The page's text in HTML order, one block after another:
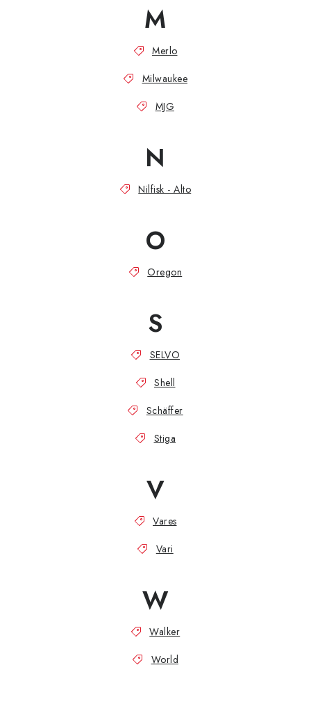
M
Merlo
Milwaukee
MJG
N
Nilfisk - Alto
O
Oregon
S
SELVO
Shell
Schäffer
Stiga
V
Vares
Vari
W
Walker
World